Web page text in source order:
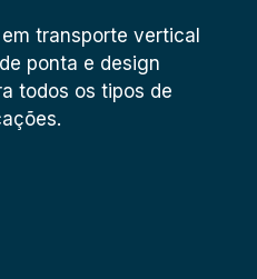
transporte vertical
ponta e design
todos os tipos de